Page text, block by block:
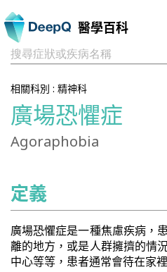
醫學百科
搜尋症狀或疾病名稱
相關科別 : 精神科
廣場恐懼症
Agoraphobia
定義
廣場恐懼症是一種焦慮疾病，
離的地方，或是人群擁擠的情
中心等等，患者通常會待在家